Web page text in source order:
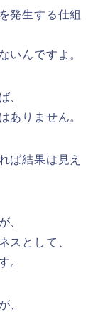
発生する仕組
いんですよ。
、
ありません。
ば結果は見え
、
スとして、
。
、